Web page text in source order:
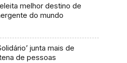
melhor destino de
do mundo
junta mais de
de pessoas